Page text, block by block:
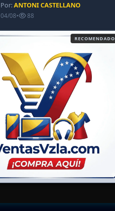
Por:ANTONI CASTELLANO
04/08• 88
RECOMENDADO